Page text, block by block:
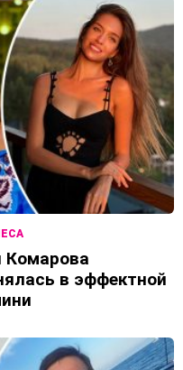
Комарова
в эффектной